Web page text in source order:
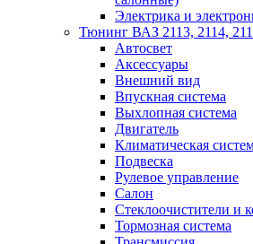
Электрика и
Тюнинг ВАЗ 2113, 2114,
Автосвет
Аксессуары
Внешний вид
Впускная система
Выхлопная система
Двигатель
Климатическая
Подвеска
Рулевое управление
Салон
Стеклоочистители и
Тормозная система